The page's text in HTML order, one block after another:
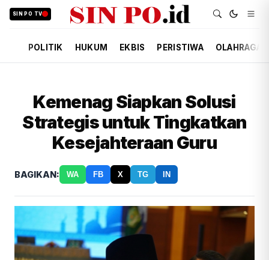
SIN PO TV
POLITIK HUKUM EKBIS PERISTIWA OLAHRAGA
Kemenag Siapkan Solusi
Strategis untuk Tingkatkan
Kesejahteraan Guru
BAGIKAN: WA FB X TG IN